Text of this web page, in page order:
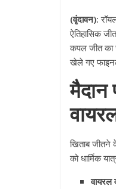
(वृंदावन):
ऐतिहासिक
कपल जीत का
खेले गए
मैदान
खिताब जीतने
को धार्मिक
वायरल